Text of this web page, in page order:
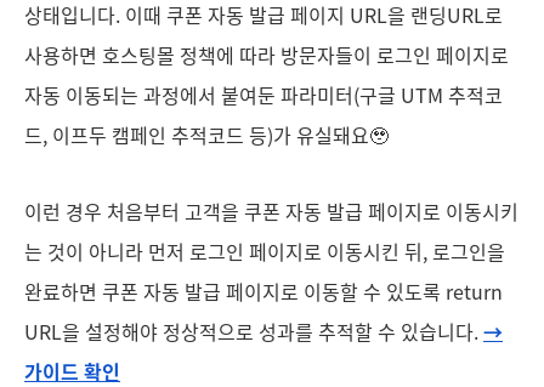
상태입니다. 이때 쿠폰 자동 발급 페이지 URL을 랜딩URL로
사용하면 호스팅몰 정책에 따라 방문자들이 로그인 페이지로
자동 이동되는 과정에서 붙여둔 파라미터(구글 UTM 추적코
드, 이프두 캠페인 추적코드 등)가 유실돼요🥹
이런 경우 처음부터 고객을 쿠폰 자동 발급 페이지로 이동시키
는 것이 아니라 먼저 로그인 페이지로 이동시킨 뒤, 로그인을
완료하면 쿠폰 자동 발급 페이지로 이동할 수 있도록 return
URL을 설정해야 정상적으로 성과를 추적할 수 있습니다.→
가이드 확인